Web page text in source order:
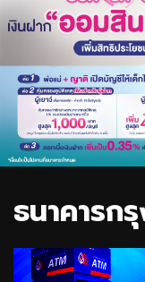
ธนาคารก